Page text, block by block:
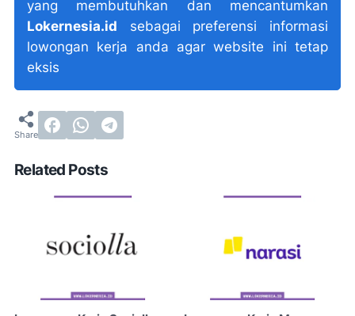
yang membutuhkan dan mencantumkan
Lokernesia.id sebagai preferensi informasi
lowongan kerja anda agar website ini tetap
eksis
Related Posts